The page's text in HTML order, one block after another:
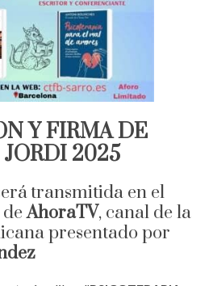
Y FIRMA DE
2025
transmitida en el
deAhoraTV, canal de la
presentado por